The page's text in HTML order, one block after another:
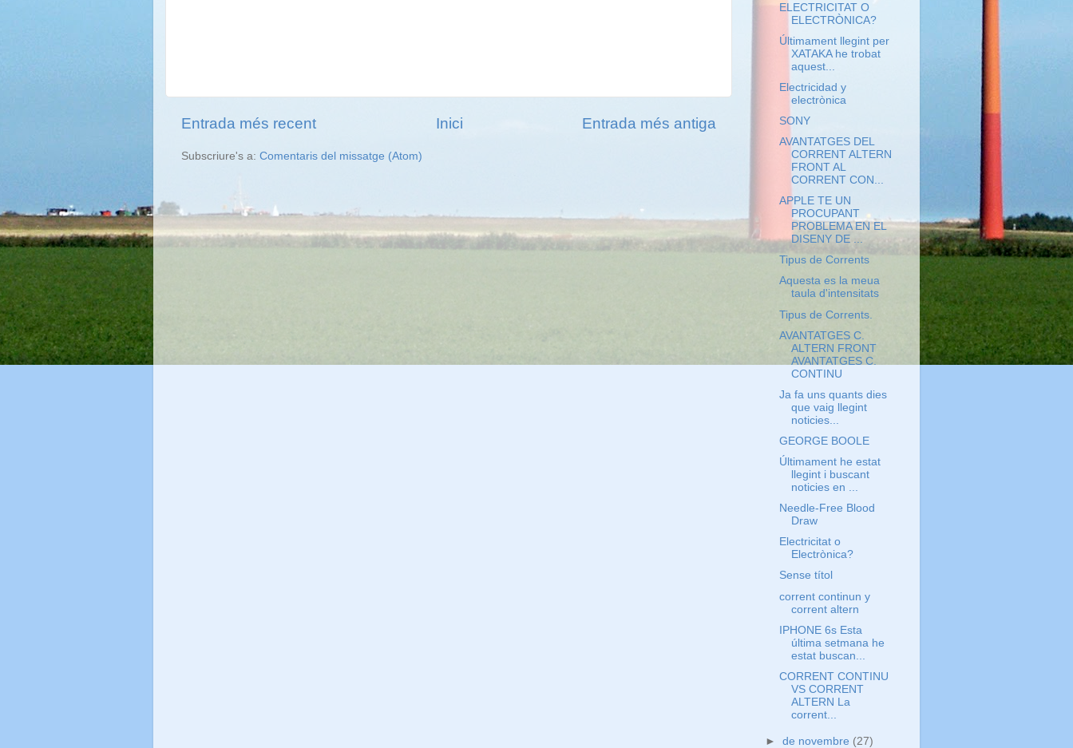
Entrada més recent Entrada més antiga
Inici
Subscriure's a: Comentaris del missatge (Atom)
ELECTRICITAT O
ELECTRÒNICA?
Últimament llegint per
XATAKA he trobat
aquest...
Electricidad y
electrònica
SONY
AVANTATGES DEL
CORRENT ALTERN
FRONT AL
CORRENT CON...
APPLE TE UN
PROCUPANT
PROBLEMA EN EL
DISENY DE ...
Tipus de Corrents
Aquesta es la meua
taula d'intensitats
Tipus de Corrents.
AVANTATGES C.
ALTERN FRONT
AVANTATGES C.
CONTINU
Ja fa uns quants dies
que vaig llegint
noticies...
GEORGE BOOLE
Últimament he estat
llegint i buscant
noticies en ...
Needle-Free Blood
Draw
Electricitat o
Electrònica?
Sense títol
corrent continun y
corrent altern
IPHONE 6s Esta
última setmana he
estat buscan...
CORRENT CONTINU
VS CORRENT
ALTERN La
corrent...
►de novembre (27)